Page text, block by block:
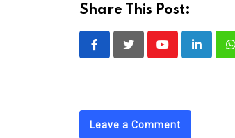
Share This Post:
YoutubeLinkedIn
Leave a Comment